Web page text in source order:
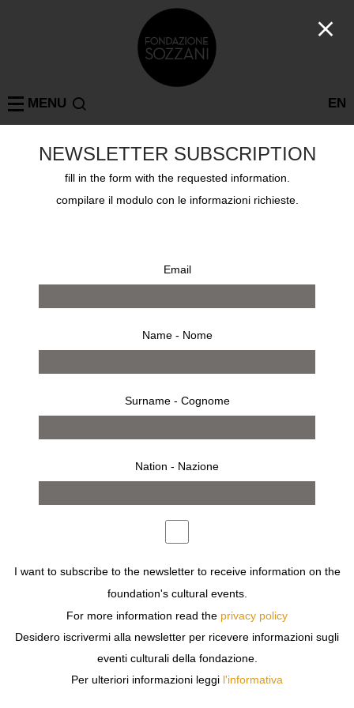
EN
MENU
PAOLO ROVERSI
Previous Next
NEWSLETTER SUBSCRIPTION
fill in the form with the requested information.
compilare il modulo con le informazioni richieste.
Email
Name - Nome
Surname - Cognome
Nation - Nazione
I want to subscribe to the newsletter to receive information on the
foundation's cultural events.
For more information read the privacy policy
Desidero iscrivermi alla newsletter per ricevere informazioni sugli
eventi culturali della fondazione.
Per ulteriori informazioni leggi l'informativa